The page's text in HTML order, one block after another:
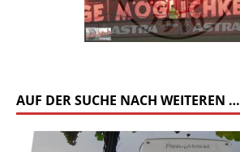
AUF DER SUCHE NACH WEITEREN …